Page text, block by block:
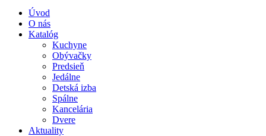
Úvod
O nás
Katalóg
Kuchyne
Obývačky
Predsieň
Jedálne
Detská izba
Spálne
Kancelária
Dvere
Aktuality